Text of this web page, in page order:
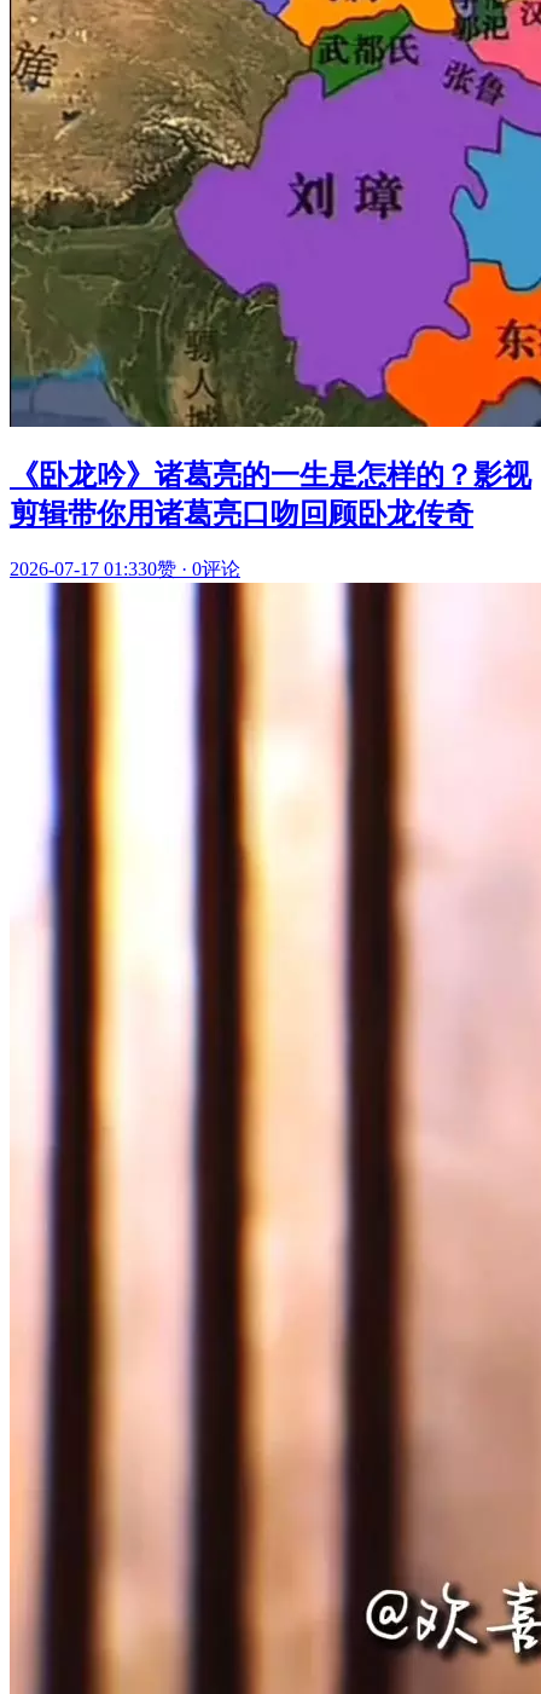
《卧龙吟》诸葛亮的一生是怎样的？影视
剪辑带你用诸葛亮口吻回顾卧龙传奇
2026-07-17 01:330赞 · 0评论